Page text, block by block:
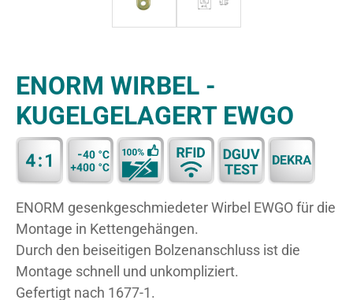
ENORM WIRBEL -
KUGELGELAGERT EWGO
ENORM gesenkgeschmiedeter Wirbel EWGO für die
Montage in Kettengehängen.
Durch den beiseitigen Bolzenanschluss ist die
Montage schnell und unkompliziert.
Gefertigt nach 1677-1.